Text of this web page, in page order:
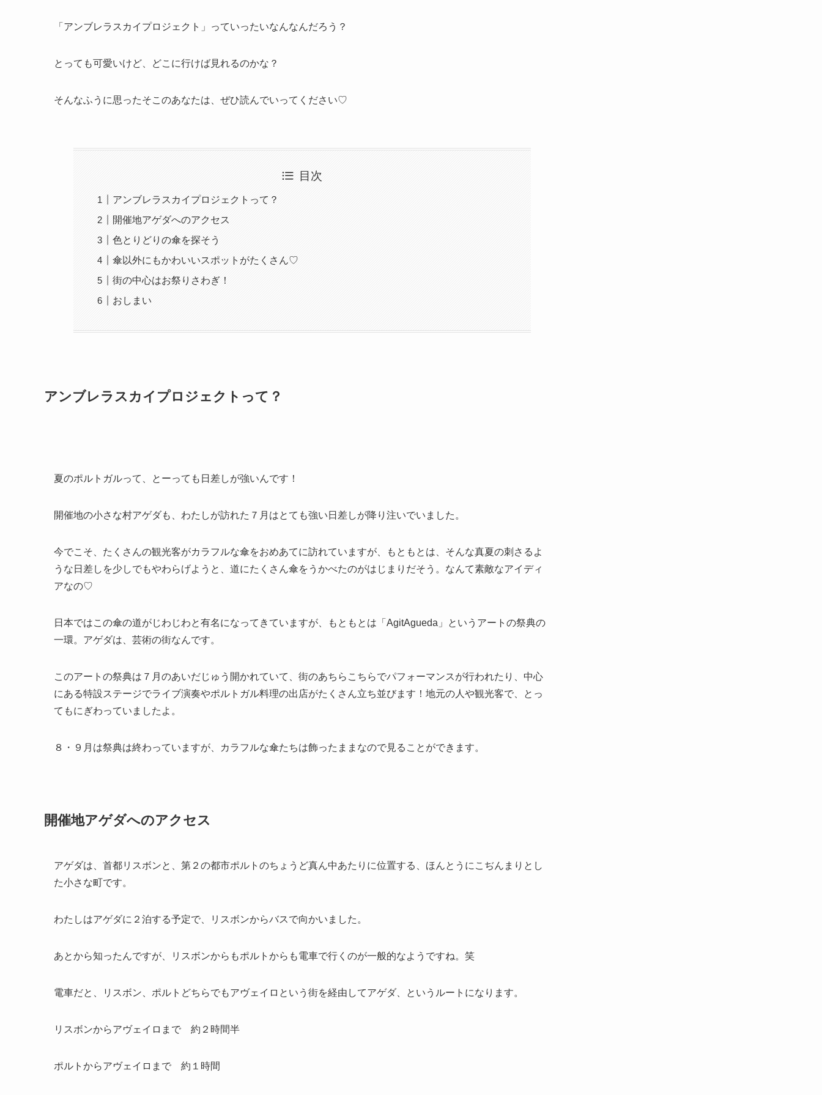
「アンブレラスカイプロジェクト」っていったいなんなんだろう？
とっても可愛いけど、どこに行けば見れるのかな？
そんなふうに思ったそこのあなたは、ぜひ読んでいってください♡
目次
アンブレラスカイプロジェクトって？
開催地アゲダへのアクセス
色とりどりの傘を探そう
傘以外にもかわいいスポットがたくさん♡
街の中心はお祭りさわぎ！
おしまい
アンブレラスカイプロジェクトって？
夏のポルトガルって、とーっても日差しが強いんです！
開催地の小さな村アゲダも、わたしが訪れた７月はとても強い日差しが降り注いでいました。
今でこそ、たくさんの観光客がカラフルな傘をおめあてに訪れていますが、もともとは、そんな真夏の刺さるよ
うな日差しを少しでもやわらげようと、道にたくさん傘をうかべたのがはじまりだそう。なんて素敵なアイディ
アなの♡
日本ではこの傘の道がじわじわと有名になってきていますが、もともとは「AgitAgueda」というアートの祭典の
一環。アゲダは、芸術の街なんです。
このアートの祭典は７月のあいだじゅう開かれていて、街のあちらこちらでパフォーマンスが行われたり、中心
にある特設ステージでライブ演奏やポルトガル料理の出店がたくさん立ち並びます！地元の人や観光客で、とっ
てもにぎわっていましたよ。
８・９月は祭典は終わっていますが、カラフルな傘たちは飾ったままなので見ることができます。
開催地アゲダへのアクセス
アゲダは、首都リスボンと、第２の都市ポルトのちょうど真ん中あたりに位置する、ほんとうにこぢんまりとし
た小さな町です。
わたしはアゲダに２泊する予定で、リスボンからバスで向かいました。
あとから知ったんですが、リスボンからもポルトからも電車で行くのが一般的なようですね。笑
電車だと、リスボン、ポルトどちらでもアヴェイロという街を経由してアゲダ、というルートになります。
リスボンからアヴェイロまで 約２時間半
ポルトからアヴェイロまで 約１時間